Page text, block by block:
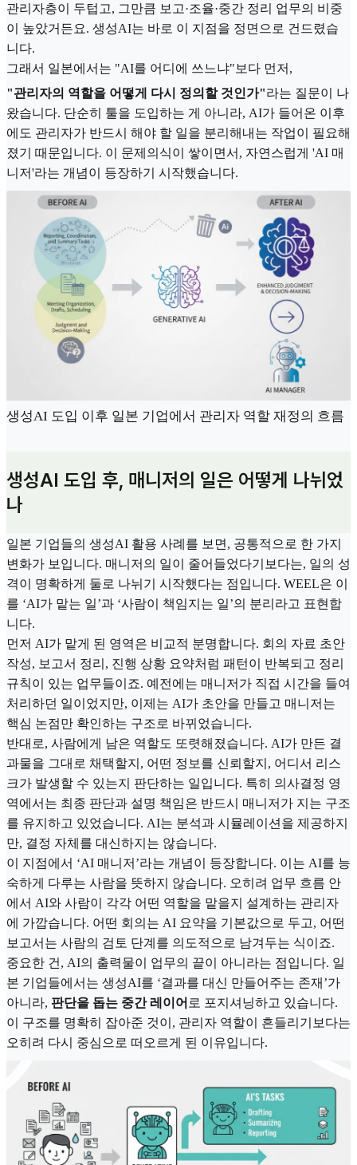
관리자층이 두텁고, 그만큼 보고·조율·중간 정리 업무의 비중
이 높았거든요. 생성AI는 바로 이 지점을 정면으로 건드렸습
니다.
그래서 일본에서는 "AI를 어디에 쓰느냐"보다 먼저,
"관리자의 역할을 어떻게 다시 정의할 것인가"라는 질문이 나
왔습니다. 단순히 툴을 도입하는 게 아니라, AI가 들어온 이후
에도 관리자가 반드시 해야 할 일을 분리해내는 작업이 필요해
졌기 때문입니다. 이 문제의식이 쌓이면서, 자연스럽게 'AI 매
니저'라는 개념이 등장하기 시작했습니다.
생성AI 도입 이후 일본 기업에서 관리자 역할 재정의 흐름
생성AI 도입 후, 매니저의 일은 어떻게 나뉘었
나
일본 기업들의 생성AI 활용 사례를 보면, 공통적으로 한 가지
변화가 보입니다. 매니저의 일이 줄어들었다기보다는, 일의 성
격이 명확하게 둘로 나뉘기 시작했다는 점입니다. WEEL은 이
를 ‘AI가 맡는 일’과 ‘사람이 책임지는 일’의 분리라고 표현합
니다.
먼저 AI가 맡게 된 영역은 비교적 분명합니다. 회의 자료 초안
작성, 보고서 정리, 진행 상황 요약처럼 패턴이 반복되고 정리
규칙이 있는 업무들이죠. 예전에는 매니저가 직접 시간을 들여
처리하던 일이었지만, 이제는 AI가 초안을 만들고 매니저는
핵심 논점만 확인하는 구조로 바뀌었습니다.
반대로, 사람에게 남은 역할도 또렷해졌습니다. AI가 만든 결
과물을 그대로 채택할지, 어떤 정보를 신뢰할지, 어디서 리스
크가 발생할 수 있는지 판단하는 일입니다. 특히 의사결정 영
역에서는 최종 판단과 설명 책임은 반드시 매니저가 지는 구조
를 유지하고 있었습니다. AI는 분석과 시뮬레이션을 제공하지
만, 결정 자체를 대신하지는 않습니다.
이 지점에서 ‘AI 매니저’라는 개념이 등장합니다. 이는 AI를 능
숙하게 다루는 사람을 뜻하지 않습니다. 오히려 업무 흐름 안
에서 AI와 사람이 각각 어떤 역할을 맡을지 설계하는 관리자
에 가깝습니다. 어떤 회의는 AI 요약을 기본값으로 두고, 어떤
보고서는 사람의 검토 단계를 의도적으로 남겨두는 식이죠.
중요한 건, AI의 출력물이 업무의 끝이 아니라는 점입니다. 일
본 기업들에서는 생성AI를 ‘결과를 대신 만들어주는 존재’가
아니라, 판단을 돕는 중간 레이어 로 포지셔닝하고 있습니다.
이 구조를 명확히 잡아준 것이, 관리자 역할이 흔들리기보다는
오히려 다시 중심으로 떠오르게 된 이유입니다.